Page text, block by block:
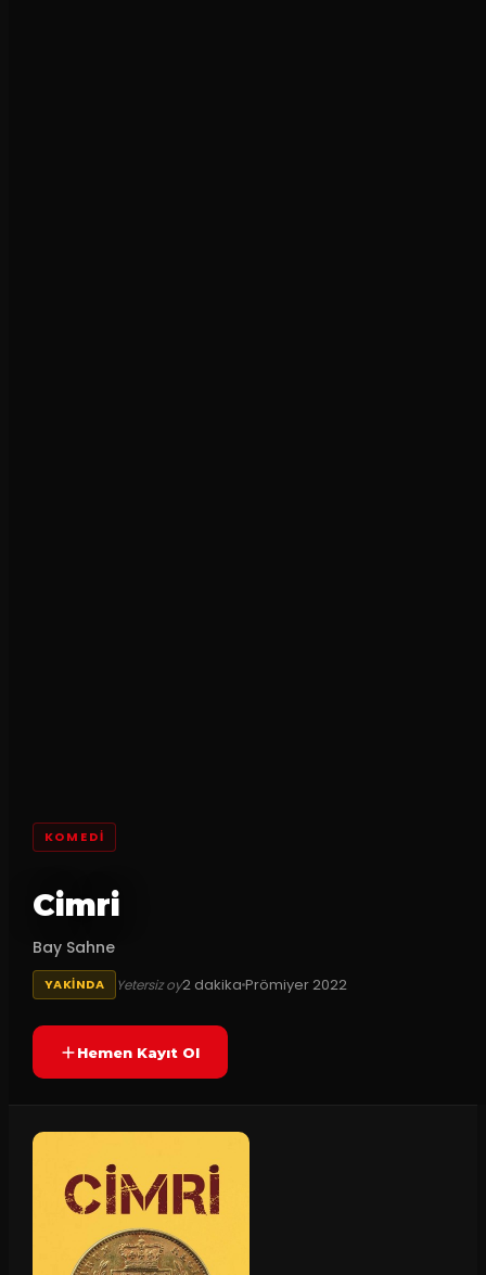
KOMEDI
Cimri
Bay Sahne
YAKINDA Yetersiz oy2 dakikaPrömiyer 2022
Hemen Kayıt Ol